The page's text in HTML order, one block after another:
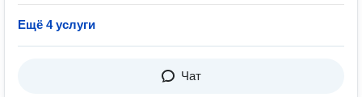
Ещё 4 услуги
Чат